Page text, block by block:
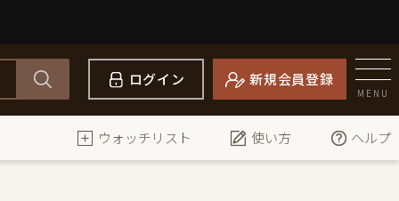
ログイン 新規会員登録
MENU
ウォッチリスト 使い方 ヘルプ